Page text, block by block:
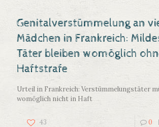
Genitalverstümmelung an
Mädchen in Frankreich:
Täter bleiben womöglich
Haftstrafe
Urteil in Frankreich: Verstümmelungstäter
womöglich nicht in Haft
43 0